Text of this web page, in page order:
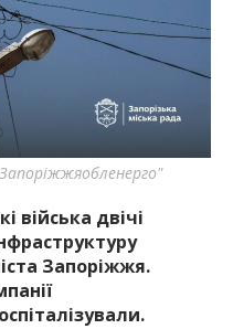
інформацію про події
та області.
війська двічі
Запоріжжя.